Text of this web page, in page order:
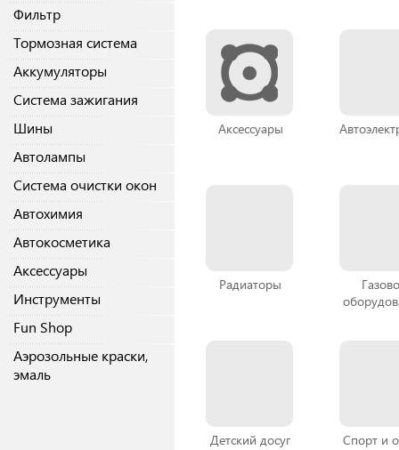
Фильтр
Тормозная система
Аккумуляторы
Система зажигания
Шины
Автолампы
Система очистки окон
Автохимия
Автокосметика
Аксессуары
Инструменты
Fun Shop
Аэрозольные краски,
эмаль
Аксессуары
Радиаторы
Детский досуг Спорт и